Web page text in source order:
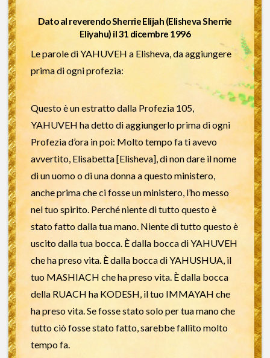
Dato al reverendo Sherrie Elijah (Elisheva Sherrie
Eliyahu) il 31 dicembre 1996
Le parole di YAHUVEH a Elisheva, da aggiungere
prima di ogni profezia:
Questo è un estratto dalla Profezia 105,
YAHUVEH ha detto di aggiungerlo prima di ogni
Profezia d’ora in poi: Molto tempo fa ti avevo
avvertito, Elisabetta [Elisheva], di non dare il nome
di un uomo o di una donna a questo ministero,
anche prima che ci fosse un ministero, l’ho messo
nel tuo spirito. Perché niente di tutto questo è
stato fatto dalla tua mano. Niente di tutto questo è
uscito dalla tua bocca. È dalla bocca di YAHUVEH
che ha preso vita. È dalla bocca di YAHUSHUA, il
tuo MASHIACH che ha preso vita. È dalla bocca
della RUACH ha KODESH, il tuo IMMAYAH che
ha preso vita. Se fosse stato solo per tua mano che
tutto ciò fosse stato fatto, sarebbe fallito molto
tempo fa.